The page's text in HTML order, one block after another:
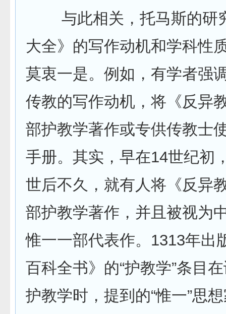
与此相关，托马斯的研
大全》的写作动机和学科性
莫衷一是。例如，有学者强
传教的写作动机，将《反异
部护教学著作或专供传教士
手册。其实，早在14世纪初
世后不久，就有人将《反异
部护教学著作，并且被视为
惟一一部代表作。1313年出
百科全书》的“护教学”条目
护教学时，提到的“惟一”思